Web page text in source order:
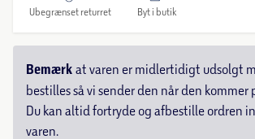
Ubegrænset returret Byt i butik
Bemærk at varen er midlertidigt udsolgt
bestilles så vi sender den når den kommer
Du kan altid fortryde og afbestille ordren
varen.